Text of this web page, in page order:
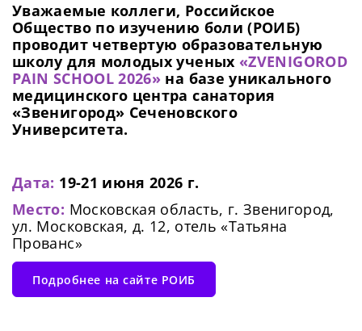
Уважаемые коллеги, Российское
Общество по изучению боли (РОИБ)
проводит четвертую образовательную
школу для молодых ученых «ZVENIGOROD
PAIN SCHOOL 2026» на базе уникального
медицинского центра санатория
«Звенигород» Сеченовского
Университета.
Дата: 19-21 июня 2026 г.
Место: Московская область, г. Звенигород,
ул. Московская, д. 12, отель «Татьяна
Прованс»
Подробнее на сайте РОИБ